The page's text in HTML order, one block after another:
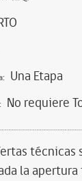
Una Etapa
No requiere
la